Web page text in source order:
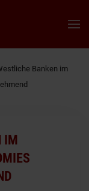
Banken im
IM